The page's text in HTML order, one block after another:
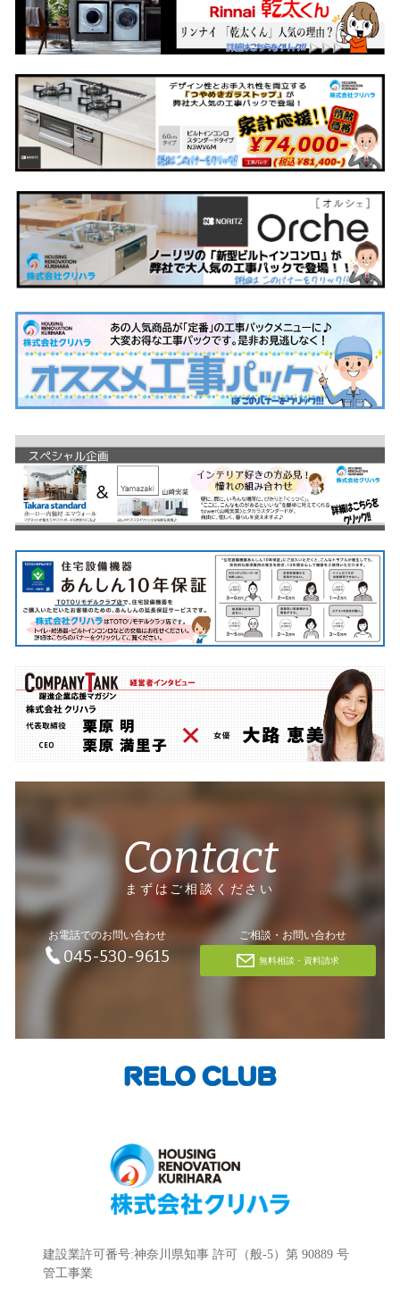
Contact
まずはご相談ください
お電話でのお問い合わせ
045-530-9615
ご相談・お問い合わせ
無料相談・資料請求
建設業許可番号:神奈川県知事 許可（般-5）第 90889 号
管工事業